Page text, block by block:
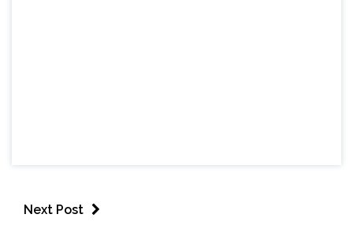
Next Post